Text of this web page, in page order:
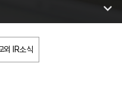
외 IR소식